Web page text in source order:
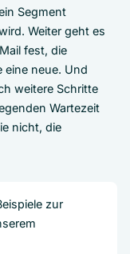
Segment
Weiter geht es
fest, die
eine neue. Und
weitere Schritte
Wartezeit
nicht, die
zur